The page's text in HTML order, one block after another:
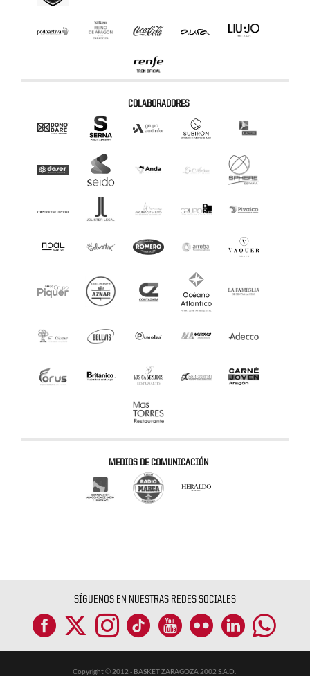
COLABORADORES
MEDIOS DE COMUNICACIÓN
SÍGUENOS EN NUESTRAS REDES SOCIALES
Copyright © 2012 - BASKET ZARAGOZA 2002 S.A.D.